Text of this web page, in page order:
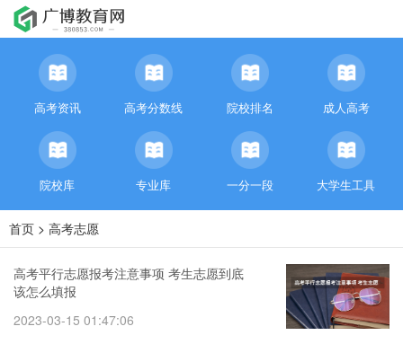
高考资讯 高考分数线 院校排名 成人高考
院校库 专业库 一分一段 大学生工具
首页 > 高考志愿
高考平行志愿报考注意事项 考生志愿到底
该怎么填报
2023-03-15 01:47:06